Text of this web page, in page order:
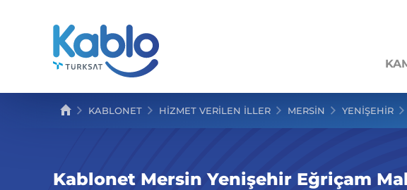
KABLONET HIZMET VERILEN İLLER MERSİN YENİŞEHİR
Kablonet Mersin Yenişehir Eğriçam